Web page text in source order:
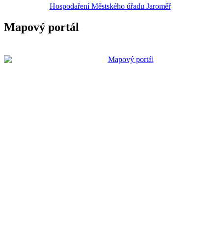
Hospodaření Městského úřadu Jaroměř
Mapový portál